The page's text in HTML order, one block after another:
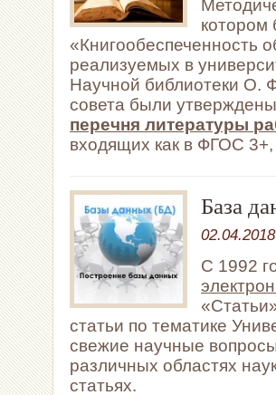
котором
«Книгообеспеченность
реализуемых в
Научной библиотеки О.
совета были
перечня литературы
входящих как в ФГОС
База
02.04.2018
С 1992
статьи по тематике
свежие научные
различных областях
статьях.